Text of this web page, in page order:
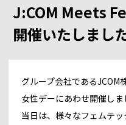
J:COM Meets
開催いたしまし
グループ会社であるJCOM
女性デーにあわせ開催しま
当日は、様々なフェムテ